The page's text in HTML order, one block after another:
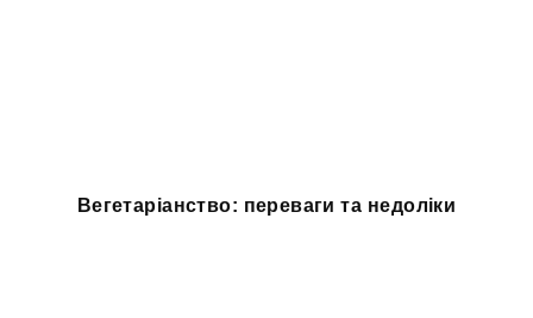
Вегетаріанство: переваги та недоліки